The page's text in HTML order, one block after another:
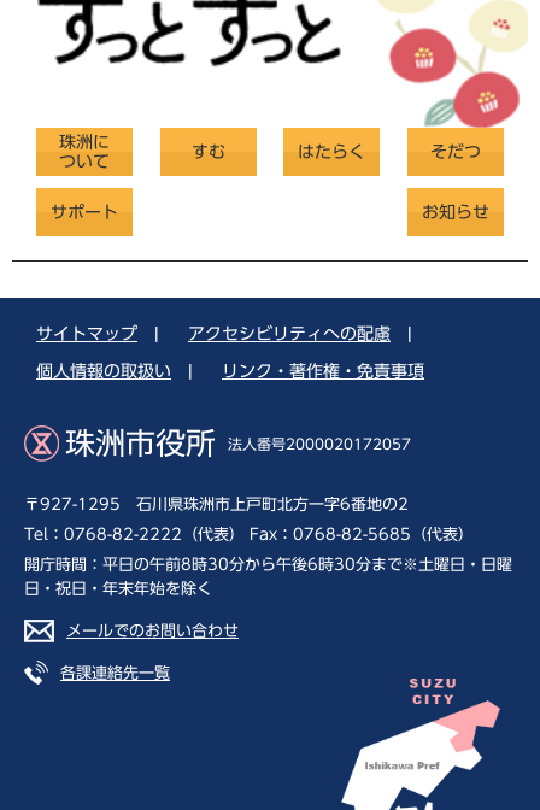
珠洲に
ついて
すむ はたらく そだつ
サポート お知らせ
サイトマップ アクセシビリティへの配慮
個人情報の取扱い リンク・著作権・免責事項
珠洲市役所 法人番号2000020172057
〒927-1295 石川県珠洲市上戸町北方一字6番地の2
Tel：0768-82-2222（代表） Fax：0768-82-5685（代表）
開庁時間：平日の午前8時30分から午後6時30分まで※土曜日・日曜
日・祝日・年末年始を除く
メールでのお問い合わせ
各課連絡先一覧